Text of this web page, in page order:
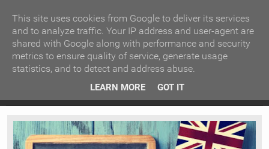
Ιερόσυλοι έκλεψαν τάματα από Ιερό Ναό στις Σέρρες
ΚΕΝΤΡΙΚΗ ΑΝΑ ΚΑΤΗΓΟΡΙΑ
ΕΙΔΗΣΕΙΣ ΑΝΑ ΠΕΡΙΟΧΗ
ΠΡΟΣΦΑΤΑ ΝΕΑ
Ν. ΣΕΡΡΩΝ Η ΓΗ ΜΑΣ
ΤΥΧΑΙΕΣ ΑΝΑΡΤΗΣΕΙΣ/ΑΡΘΡΑ
This site uses cookies from Google to deliver its services
and to analyze traffic. Your IP address and user-agent are
shared with Google along with performance and security
metrics to ensure quality of service, generate usage
statistics, and to detect and address abuse.
LEARN MORE GOT IT